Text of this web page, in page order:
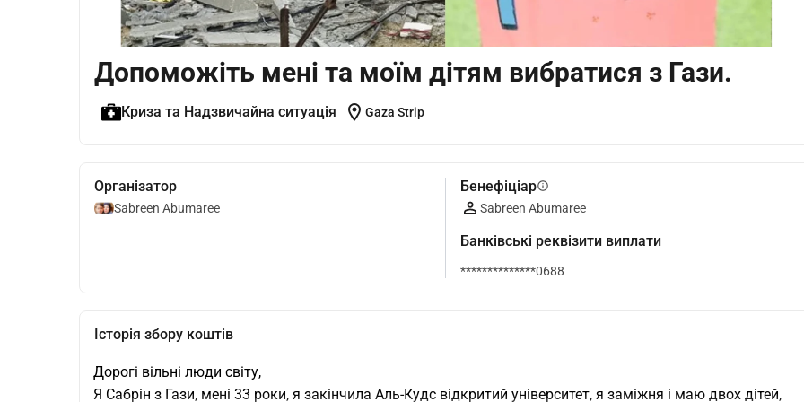
Допоможіть мені та моїм дітям вибратися з Гази.
Криза та Надзвичайна ситуація location_on Gaza Strip
Організатор
Sabreen Abumaree
Бенефіціарinfo
Sabreen Abumaree
Банківські реквізити виплати
**************0688
Історія збору коштів
Дорогі вільні люди світу,
Я Сабрін з Гази, мені 33 роки, я закінчила Аль-Кудс відкритий університет, я заміжня і маю двох дітей,